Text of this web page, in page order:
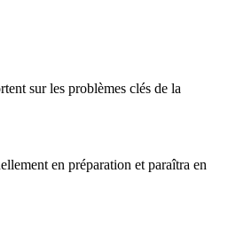
sur les problèmes clés de la
en préparation et paraîtra en